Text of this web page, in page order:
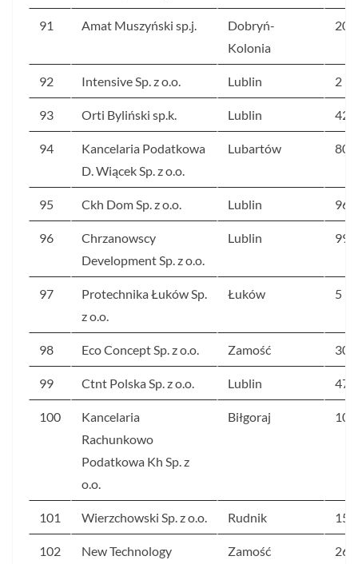
91 Amat Muszyński sp.j.
Dobryń-
Kolonia
202
92 Intensive Sp. z o.o. Lublin 2
93 Orti Byliński sp.k. Lublin 423
94
Kancelaria Podatkowa
D. Wiącek Sp. z o.o.
Lubartów 806
95 Ckh Dom Sp. z o.o. Lublin 96
96
Chrzanowscy
Development Sp. z o.o.
Lublin 99
97
Protechnika Łuków Sp.
z o.o.
Łuków 5
98 Eco Concept Sp. z o.o. Zamość 302
99 Ctnt Polska Sp. z o.o. Lublin 474
100
Kancelaria
Rachunkowo
Podatkowa Kh Sp. z
o.o.
Biłgoraj 102
101 Wierzchowski Sp. z o.o. Rudnik 157
102
New Technology
Zamość 266